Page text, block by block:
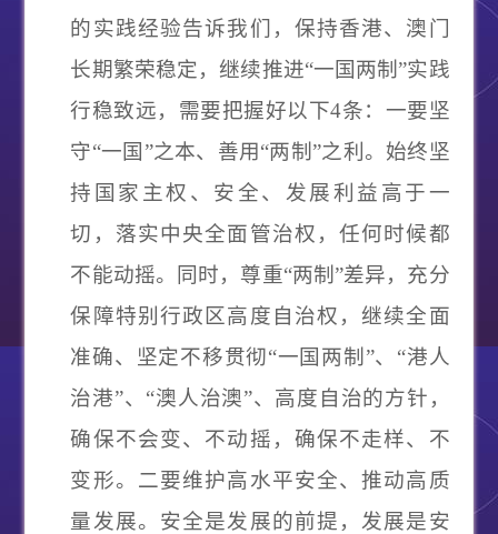
的实践经验告诉我们，保持香港、澳门
长期繁荣稳定，继续推进“一国两制 ”实践
行稳致远，需要把握好以下4条：一要坚
守“一国 ”之本、善用“两制 ”之利。始终坚
持国家主权、安全、发展利益高于一
切，落实中央全面管治权，任何时候都
不能动摇。同时，尊重“两制 ”差异，充分
保障特别行政区高度自治权，继续全面
准确、坚定不移贯彻“一国两制 ”、 “港人
治港”、 “澳人治澳”、高度自治的方针，
确保不会变、不动摇，确保不走样、不
变形。二要维护高水平安全、推动高质
量发展。安全是发展的前提，发展是安